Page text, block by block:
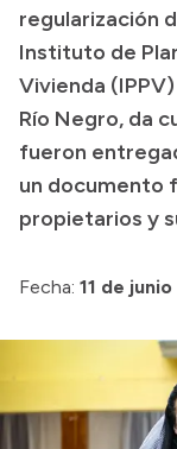
regularización
Instituto de
Vivienda
Río Negro, da
fueron
un documento
propietarios y
Fecha: 11 de